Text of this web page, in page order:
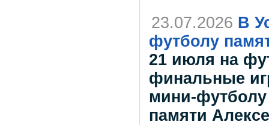
23.07.2026 В
футболу
21 июля на
финальные
мини-
памяти